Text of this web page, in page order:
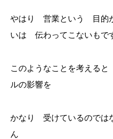
やはり 営業という 目的
いは 伝わってこないもで
このようなことを考える
ルの影響を
かなり 受けているのでは
ん